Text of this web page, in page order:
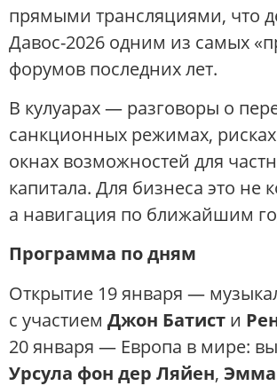
прямыми трансляциями, что
Давос-2026 одним из самых
форумов последних лет.
В кулуарах — разговоры о
санкционных режимах,
окнах возможностей для
капитала. Для бизнеса это не
а навигация по ближайшим
Программа по дням
Открытие 19 января —
с участием Джон Батист и
20 января — Европа в мире:
Урсула фон дер Ляйен,